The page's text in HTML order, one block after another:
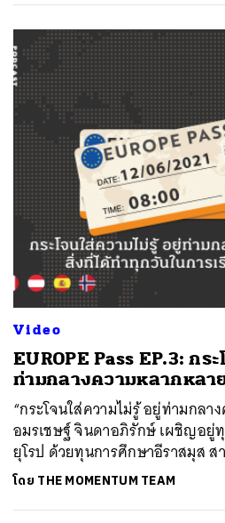
Video
EUROPE Pass EP.3: กร
ท่ามกลางความหลากหลา
“กระโจนใส่ความไม่รู้ อยู่ท่ามกล
อมรเชษฐ์ จินดาอภิรักษ์ เผชิญอยู่
ยุโรป ด้วยทุนการศึกษาอีราสมุส
โดย THE MOMENTUM TEAM